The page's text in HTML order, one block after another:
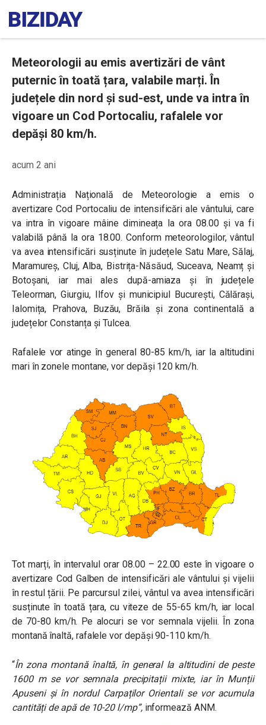
Meteorologii au emis avertizări de vânt
puternic în toată țara, valabile marți. În
județele din nord și sud-est, unde va intra în
vigoare un Cod Portocaliu, rafalele vor
depăși 80 km/h.
acum 2 ani
Administrația Națională de Meteorologie a emis o
avertizare Cod Portocaliu de intensificări ale vântului, care
va intra în vigoare mâine dimineața la ora 08.00 și va fi
valabilă până la ora 18.00. Conform meteorologilor, vântul
va avea intensificări susținute în județele Satu Mare, Sălaj,
Maramureș, Cluj, Alba, Bistrița-Năsăud, Suceava, Neamț și
Botoșani, iar mai ales după-amiaza și în județele
Teleorman, Giurgiu, Ilfov și municipiul București, Călărași,
Ialomița, Prahova, Buzău, Brăila și zona continentală a
județelor Constanța și Tulcea.
Rafalele vor atinge în general 80-85 km/h, iar la altitudini
mari în zonele montane, vor depăși 120 km/h.
Tot marți, în intervalul orar 08.00 – 22.00 este în vigoare o
avertizare Cod Galben de intensificări ale vântului și vijelii
în restul țării. Pe parcursul zilei, vântul va avea intensificări
susținute în toată țara, cu viteze de 55-65 km/h, iar local
de 70-80 km/h. Pe alocuri se vor semnala vijelii. În zona
montană înaltă, rafalele vor depăși 90-110 km/h.
“În zona montană înaltă, în general la altitudini de peste
1600 m se vor semnala precipitații mixte, iar în Munții
Apuseni și în nordul Carpaților Orientali se vor acumula
cantități de apă de 10-20 l/mp”, informează ANM.